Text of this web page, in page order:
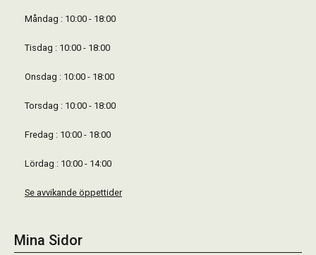
Måndag : 10:00 - 18:00
Tisdag : 10:00 - 18:00
Onsdag : 10:00 - 18:00
Torsdag : 10:00 - 18:00
Fredag : 10:00 - 18:00
Lördag : 10:00 - 14:00
Se avvikande öppettider
Mina Sidor